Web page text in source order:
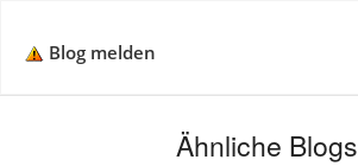
Blog melden
Ähnliche Blogs